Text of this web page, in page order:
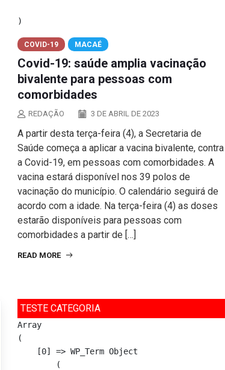
COVID-19 MACAÉ
Covid-19: saúde amplia vacinação
bivalente para pessoas com
comorbidades
REDAÇÃO 3 DE ABRIL DE 2023
A partir desta terça-feira (4), a Secretaria de
Saúde começa a aplicar a vacina bivalente, contra
a Covid-19, em pessoas com comorbidades. A
vacina estará disponível nos 39 polos de
vacinação do município. O calendário seguirá de
acordo com a idade. Na terça-feira (4) as doses
estarão disponíveis para pessoas com
comorbidades a partir de […]
READ MORE
TESTE CATEGORIA
Array
(
    [0] => WP_Term Object
        (